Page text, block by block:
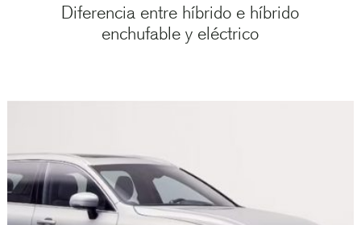
Diferencia entre híbrido e híbrido
enchufable y eléctrico